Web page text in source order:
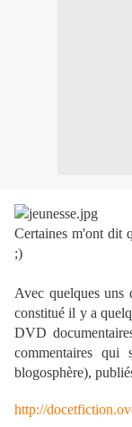
Certaines m'ont dit
;)
Avec quelques uns
constitué il y a
DVD
commentaires qui
blogosphère),
http://